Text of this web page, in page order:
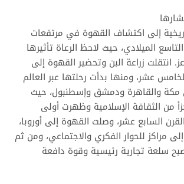
إلى اكتشاف القهوة في مرتفعات
الميلادي، حيث لاحظ الرعاة تأثيرها
انتقلت زراعة البن وتحضير القهوة إلى
عشر، ومنها بدأت رحلتها عبر العالم
مكة والقاهرة ودمشق وإسطنبول، حيث
من الثقافة الإسلامية وظهرت أولى
السابع عشر، وصلت القهوة إلى أوروبا،
مراكز للحوار الفكري والاجتماعي، ومن ثم
سلعة تجارية رئيسية وقوة دافعة